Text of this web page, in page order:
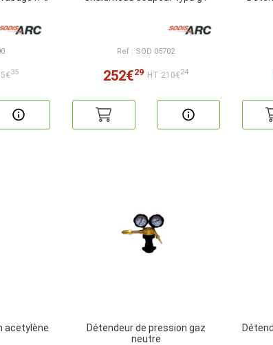
35
Ref : SOD 05702
252€29 HT:210€24
acetylène
Détendeur de pression gaz
neutre